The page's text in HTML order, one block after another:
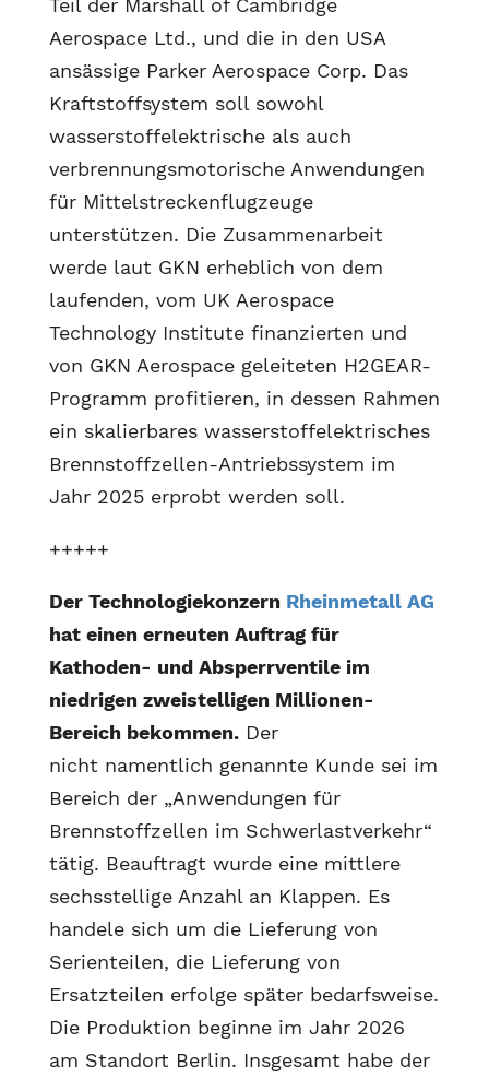
Teil der Marshall of Cambridge
Aerospace Ltd., und die in den USA
ansässige Parker Aerospace Corp. Das
Kraftstoffsystem soll sowohl
wasserstoffelektrische als auch
verbrennungsmotorische Anwendungen
für Mittelstreckenflugzeuge
unterstützen. Die Zusammenarbeit
werde laut GKN erheblich von dem
laufenden, vom UK Aerospace
Technology Institute finanzierten und
von GKN Aerospace geleiteten H2GEAR-
Programm profitieren, in dessen Rahmen
ein skalierbares wasserstoffelektrisches
Brennstoffzellen-Antriebssystem im
Jahr 2025 erprobt werden soll.
+++++
Der Technologiekonzern Rheinmetall AG
hat einen erneuten Auftrag für
Kathoden- und Absperrventile im
niedrigen zweistelligen Millionen-
Bereich bekommen.Der
nicht namentlich genannte Kunde sei im
Bereich der „Anwendungen für
Brennstoffzellen im Schwerlastverkehr“
tätig. Beauftragt wurde eine mittlere
sechsstellige Anzahl an Klappen. Es
handele sich um die Lieferung von
Serienteilen, die Lieferung von
Ersatzteilen erfolge später bedarfsweise.
Die Produktion beginne im Jahr 2026
am Standort Berlin. Insgesamt habe der